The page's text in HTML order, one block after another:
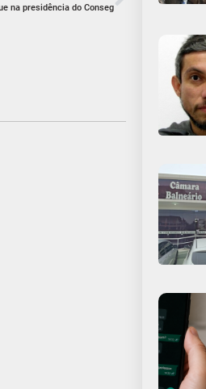
na presidência do Conseg